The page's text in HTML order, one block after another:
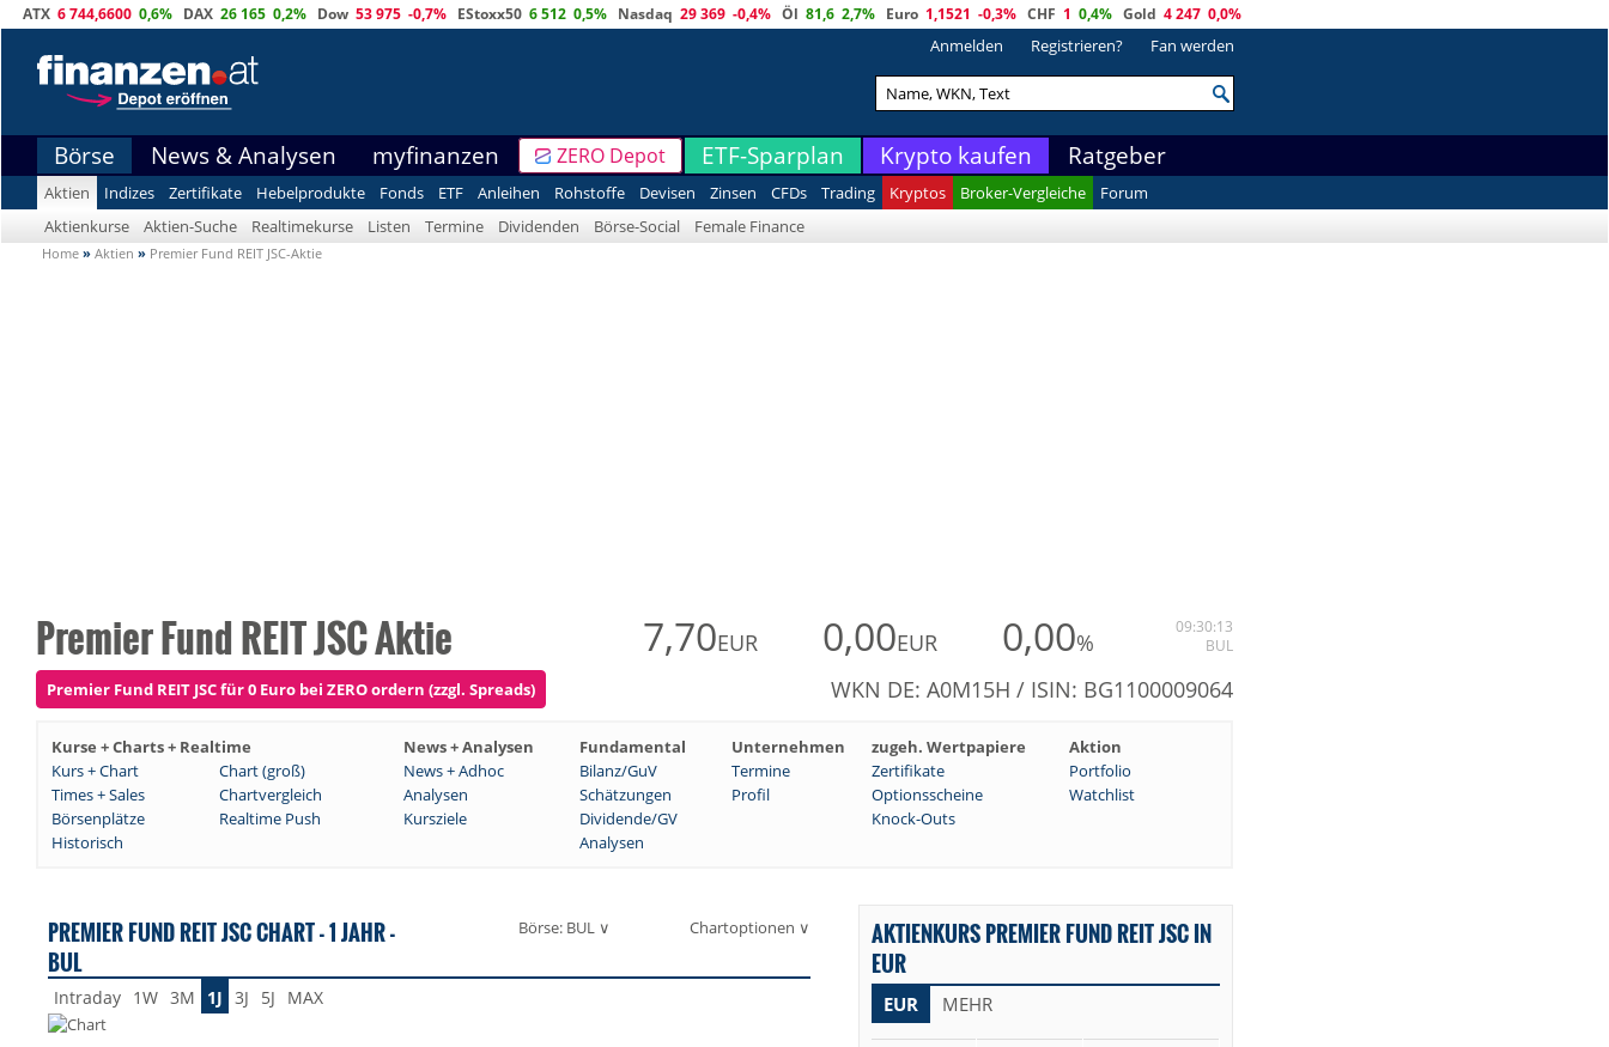
ATX 6 744,6600 0,6% DAX 26 165 0,2% Dow 53 975 -0,7% EStoxx50 6 512 0,5% Nasdaq 29 369 -0,4% Öl 81,6 2,7% Euro 1,1521 -0,3% CHF 1 0,4% Gold 4 247 0,0%
Anmelden Registrieren? Fan werden
Börse News & Analysen myfinanzen ZERO Depot ETF-Sparplan Krypto kaufen Ratgeber
Aktien Indizes Zertifikate Hebelprodukte Fonds ETF Anleihen Rohstoffe Devisen Zinsen CFDs Trading Kryptos Broker-Vergleiche
Forum
Aktienkurse
Aktien-Suche Realtimekurse Listen Termine Dividenden Börse-Social Female Finance
Home » Aktien » Premier Fund REIT JSC-Aktie
Premier Fund REIT JSC Aktie 7,70EUR 0,00EUR 0,00%
09:30:13
BUL
Premier Fund REIT JSC für 0 Euro bei ZERO ordern (zzgl. Spreads) WKN DE: A0M15H / ISIN: BG1100009064
Kurse + Charts + Realtime News + Analysen Fundamental Unternehmen zugeh. Wertpapiere
Aktion
Kurs + Chart
Chart (groß) News + Adhoc Bilanz/GuV Termine Zertifikate
Portfolio
Times + Sales
Chartvergleich Analysen Schätzungen Profil Optionsscheine
Watchlist
Börsenplätze
Realtime Push Kursziele Dividende/GV
Knock-Outs
Historisch
Analysen
PREMIER FUND REIT JSC CHART - 1 JAHR -
BUL
Börse: BUL ∨ Chartoptionen ∨
Intraday 1W 3M 1J 3J 5J MAX
AKTIENKURS PREMIER FUND REIT JSC IN
EUR
EUR MEHR